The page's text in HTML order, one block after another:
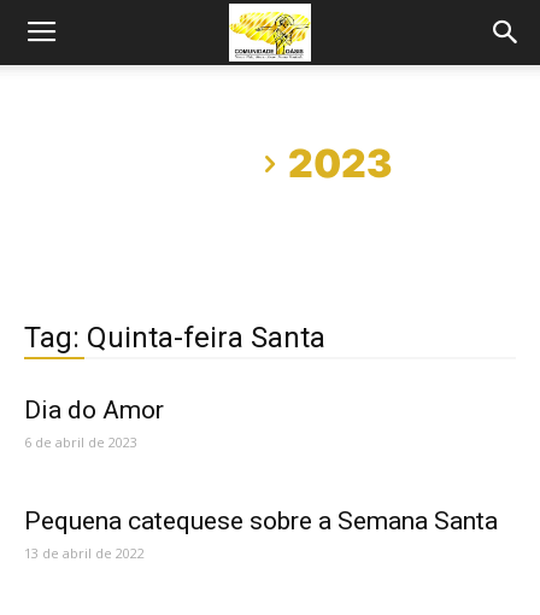
2023
Tag: Quinta-feira Santa
Dia do Amor
6 de abril de 2023
Pequena catequese sobre a Semana Santa
13 de abril de 2022